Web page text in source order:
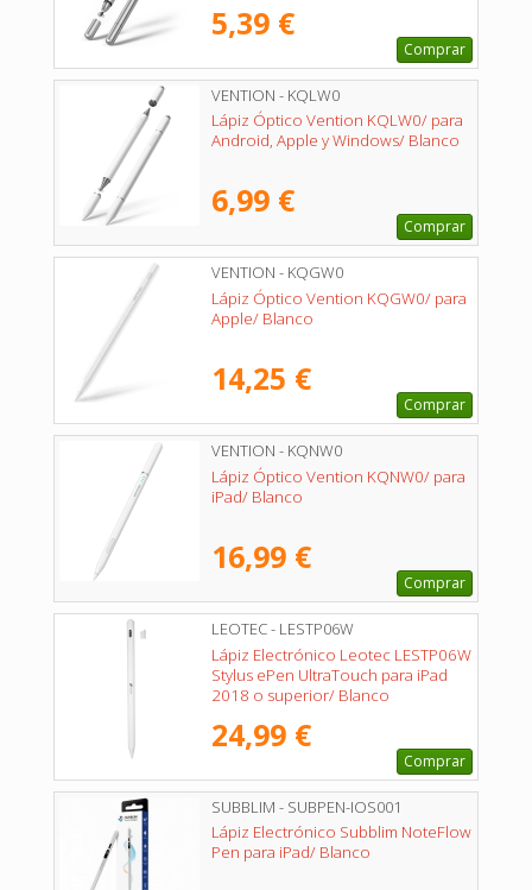
5,39 €
Comprar
VENTION - KQLW0
Lápiz Óptico Vention KQLW0/ para
Android, Apple y Windows/ Blanco
6,99 €
Comprar
VENTION - KQGW0
Lápiz Óptico Vention KQGW0/ para
Apple/ Blanco
14,25 €
Comprar
VENTION - KQNW0
Lápiz Óptico Vention KQNW0/ para
iPad/ Blanco
16,99 €
Comprar
LEOTEC - LESTP06W
Lápiz Electrónico Leotec LESTP06W
Stylus ePen UltraTouch para iPad
2018 o superior/ Blanco
24,99 €
Comprar
SUBBLIM - SUBPEN-IOS001
Lápiz Electrónico Subblim NoteFlow
Pen para iPad/ Blanco